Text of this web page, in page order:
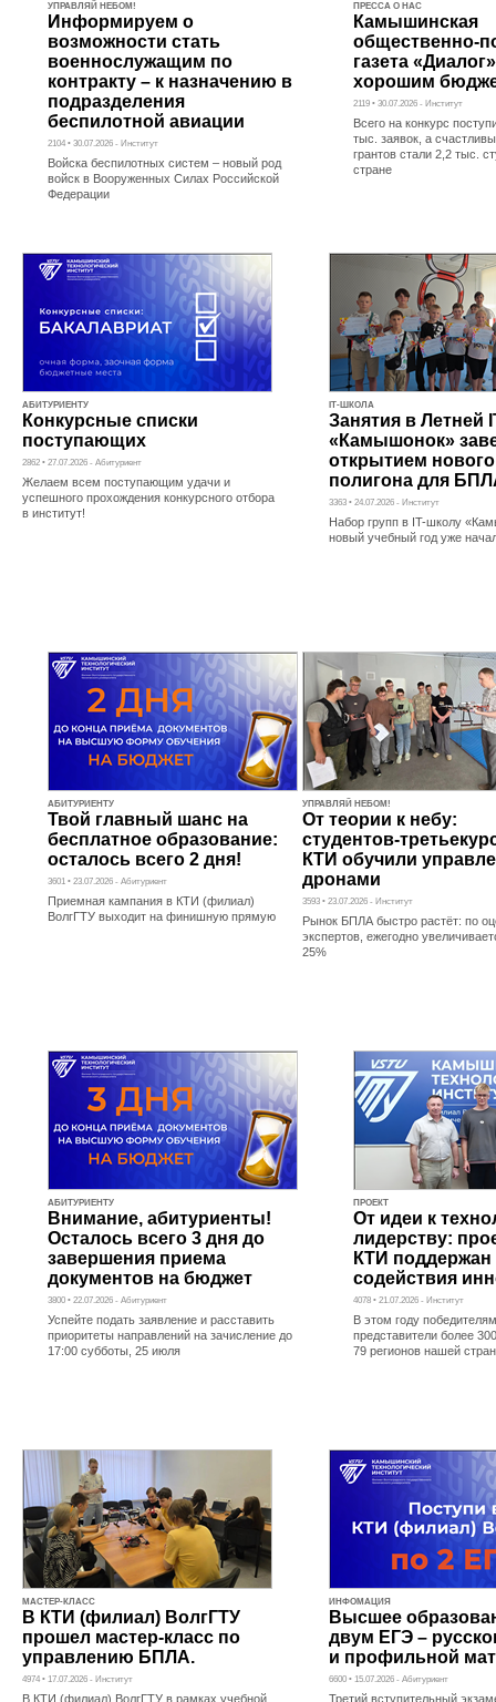
УПРАВЛЯЙ НЕБОМ!
Информируем о
возможности стать
военнослужащим по
контракту – к назначению в
подразделения
беспилотной авиации
2104 • 30.07.2026 - Институт
Войска беспилотных систем – новый род
войск в Вооруженных Силах Российской
Федерации
ПРЕССА О НАС
Камышинская
общественно-
газета
хорошим
2119 • 30.07.2026 - Институт
Всего на конкурс
тыс. заявок, а
грантов стали 2,2 тыс.
стране
АБИТУРИЕНТУ
Конкурсные списки
поступающих
2862 • 27.07.2026 - Абитуриент
Желаем всем поступающим удачи и
успешного прохождения конкурсного отбора
в институт!
IT-ШКОЛА
Занятия в Летней
«Камышонок»
открытием
полигона для
3363 • 24.07.2026 - Институт
Набор групп в IT-школу
новый учебный год уже
АБИТУРИЕНТУ
Твой главный шанс на
бесплатное образование:
осталось всего 2 дня!
3601 • 23.07.2026 - Абитуриент
Приемная кампания в КТИ (филиал)
ВолгГТУ выходит на финишную прямую
УПРАВЛЯЙ НЕБОМ!
От теории к небу:
студентов-
КТИ обучили
дронами
3593 • 23.07.2026 - Институт
Рынок БПЛА быстро растёт: по
экспертов, ежегодно
25%
АБИТУРИЕНТУ
Внимание, абитуриенты!
Осталось всего 3 дня до
завершения приема
документов на бюджет
3800 • 22.07.2026 - Абитуриент
Успейте подать заявление и расставить
приоритеты направлений на зачисление до
17:00 субботы, 25 июля
ПРОЕКТ
От идеи к
лидерству:
КТИ
содействия
4078 • 21.07.2026 - Институт
В этом году
представители более
79 регионов нашей
МАСТЕР-КЛАСС
В КТИ (филиал) ВолгГТУ
прошел мастер-класс по
управлению БПЛА.
4974 • 17.07.2026 - Институт
В КТИ (филиал) ВолгГТУ в рамках учебной
ИНФОМАЦИЯ
Высшее
двум ЕГЭ –
и профильной
6600 • 15.07.2026 - Абитуриент
Третий вступительный